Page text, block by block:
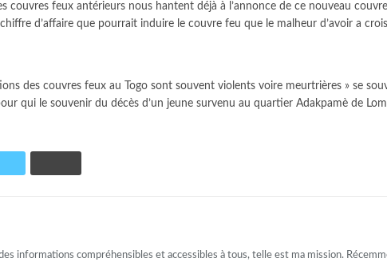
couvres feux antérieurs nous hantent déjà à l’annonce de ce nouveau
d’affaire que pourrait induire le couvre feu que le malheur d’avoir a
des couvres feux au Togo sont souvent violents voire meurtrières » se
qui le souvenir du décès d’un jeune survenu au quartier Adakpamè de
informations compréhensibles et accessibles à tous, telle est ma mission.